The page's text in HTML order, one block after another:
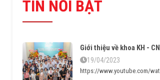
TIN NỔI BẬT
Giới thiệu về khoa KH -
19/04/2023
https://www.youtube.com/